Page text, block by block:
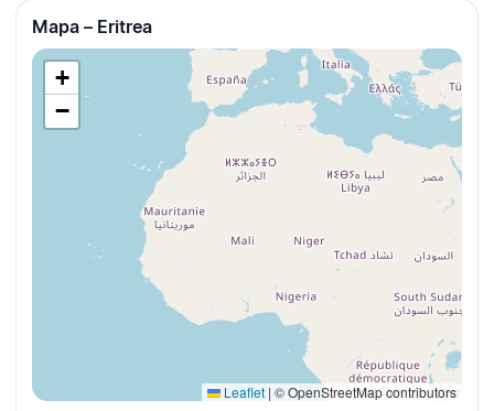
Mapa – Eritrea
+
−
Leaflet | © OpenStreetMap contributors